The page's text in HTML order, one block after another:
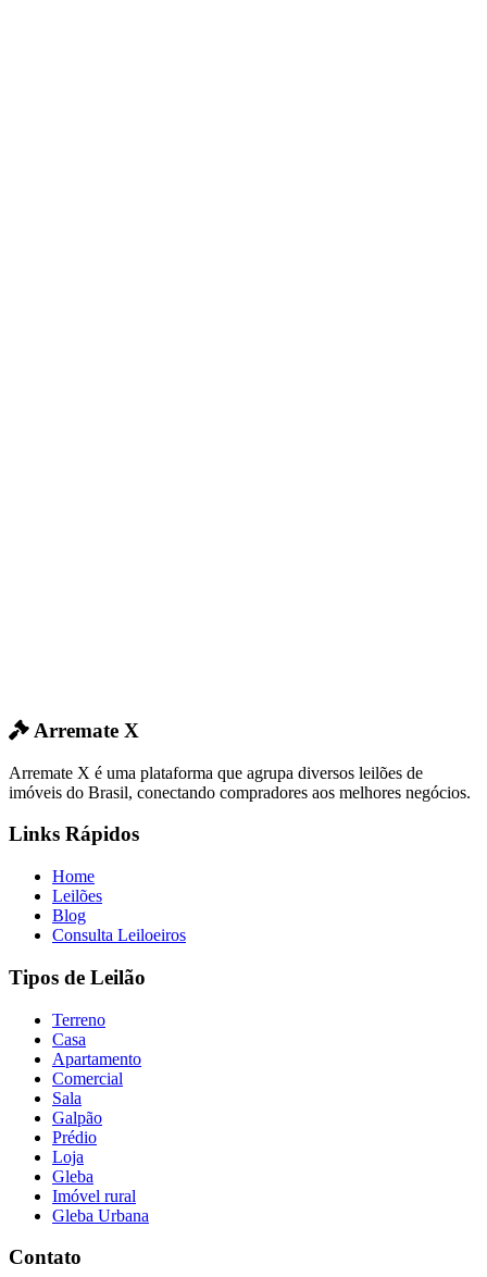
Arremate X
Arremate X é uma plataforma que agrupa diversos leilões de
imóveis do Brasil, conectando compradores aos melhores negócios.
Links Rápidos
Home
Leilões
Blog
Consulta Leiloeiros
Tipos de Leilão
Terreno
Casa
Apartamento
Comercial
Sala
Galpão
Prédio
Loja
Gleba
Imóvel rural
Gleba Urbana
Contato